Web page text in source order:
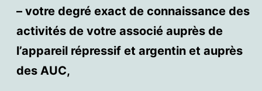
– votre degré exact de connaissance des
activités de votre associé auprès de
l’appareil répressif et argentin et auprès
des AUC,